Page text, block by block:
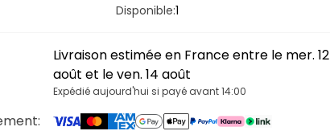
Disponible:1
Livraison estimée en France entre le mer. 12
août et le ven. 14 août
Expédié aujourd'hui si payé avant 14:00
: